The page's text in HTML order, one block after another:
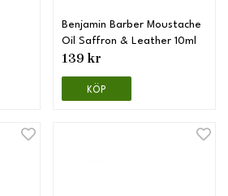
Benjamin Barber Moustache
Oil Saffron & Leather 10ml
139 kr
KÖP